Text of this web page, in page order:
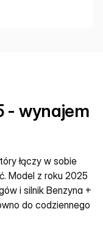
- wynajem
łączy w sobie
Model z roku 2025
i silnik Benzyna +
do codziennego